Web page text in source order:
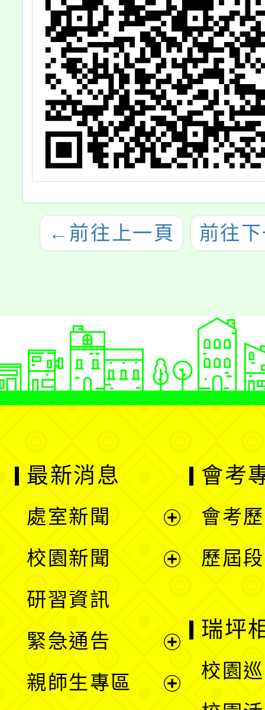
← 前往上一頁 前往
最新消息
處室新聞
單
校園新聞
選
單
研習資訊
緊急通告
親師生專區
會考
會考
歷屆
瑞坪
校園